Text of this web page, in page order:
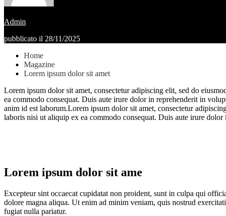
Admin
pubblicato il 28/11/2025
Home
Magazine
Lorem ipsum dolor sit amet
Lorem ipsum dolor sit amet, consectetur adipiscing elit, sed do
ea commodo consequat. Duis aute irure dolor in reprehenderit in
anim id est laborum.Lorem ipsum dolor sit amet, consectetur
laboris nisi ut aliquip ex ea commodo consequat. Duis aute irure
Lorem ipsum dolor sit ame
Excepteur sint occaecat cupidatat non proident, sunt in culpa qui
dolore magna aliqua. Ut enim ad minim veniam, quis nostrud
fugiat nulla pariatur.